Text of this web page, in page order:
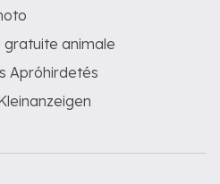
gratuite animale
Apróhirdetés